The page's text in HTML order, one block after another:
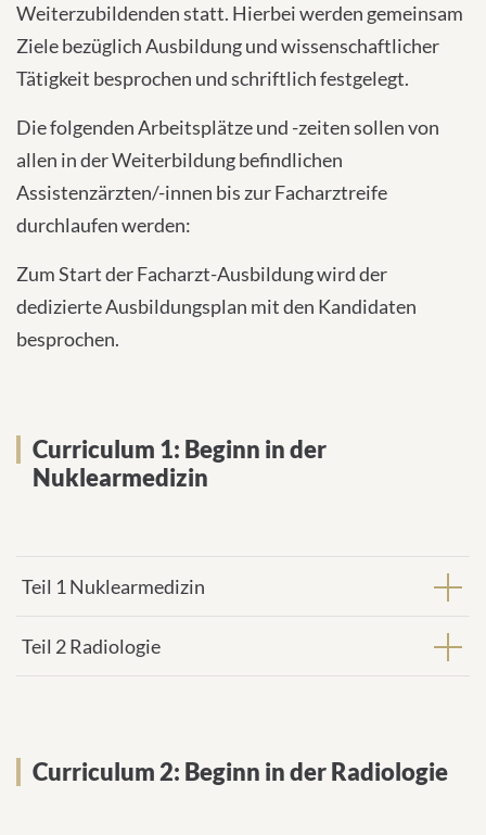
Weiterzubildenden statt. Hierbei werden gemeinsam
Ziele bezüglich Ausbildung und wissenschaftlicher
Tätigkeit besprochen und schriftlich festgelegt.
Die folgenden Arbeitsplätze und -zeiten sollen von
allen in der Weiterbildung befindlichen
Assistenzärzten/-innen bis zur Facharztreife
durchlaufen werden:
Zum Start der Facharzt-Ausbildung wird der
dedizierte Ausbildungsplan mit den Kandidaten
besprochen.
Curriculum 1: Beginn in der
Nuklearmedizin
Teil 1 Nuklearmedizin
Teil 2 Radiologie
Curriculum 2: Beginn in der Radiologie